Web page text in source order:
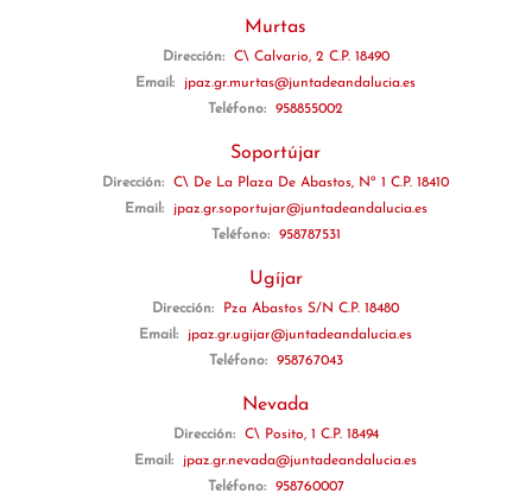
Murtas
Dirección:
C\ Calvario, 2 C.P. 18490
Email:
jpaz.gr.murtas@juntadeandalucia.es
Teléfono:
958855002
Soportújar
Dirección:
C\ De La Plaza De Abastos, Nº 1 C.P. 18410
Email:
jpaz.gr.soportujar@juntadeandalucia.es
Teléfono:
958787531
Ugíjar
Dirección:
Pza Abastos S/N C.P. 18480
Email:
jpaz.gr.ugijar@juntadeandalucia.es
Teléfono:
958767043
Nevada
Dirección:
C\ Posito, 1 C.P. 18494
Email:
jpaz.gr.nevada@juntadeandalucia.es
Teléfono:
958760007